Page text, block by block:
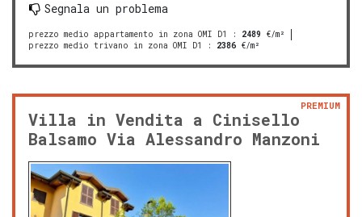
Segnala un problema
prezzo medio appartamento in zona OMI D1 : 2489 €/m²
prezzo medio trivano in zona OMI D1
: 2386 €/m²
Villa in Vendita a Cinisello
Balsamo Via Alessandro Manzoni
PREMIUM